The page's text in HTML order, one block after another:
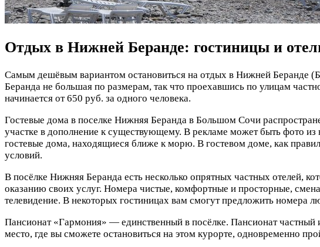
Отдых в Нижней Беранде: гостиницы и
Самым дешёвым вариантом остановиться на отдых в Нижней Беранде
Беранда не большая по размерам, так что проехавшись по улицам
начинается от 650 руб. за одного человека.
Гостевые дома в поселке Нижняя Беранда в Большом Сочи
участке в дополнение к существующему. В рекламе может быть фото из
гостевые дома, находящиеся ближе к морю. В гостевом доме, как
условий.
В посёлке Нижняя Беранда есть несколько опрятных частных отелей,
оказанию своих услуг. Номера чистые, комфортные и просторные,
телевидение. В некоторых гостиницах вам смогут предложить номера
Пансионат «Гармония» — единственный в посёлке. Пансионат
место, где вы сможете остановиться на этом курорте, одновременно